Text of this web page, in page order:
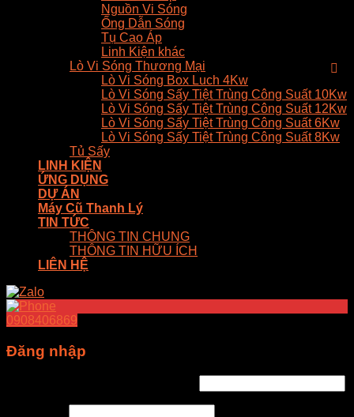
Nguồn Vi Sóng
Ống Dẫn Sóng
Tụ Cao Áp
Linh Kiện khác
Lò Vi Sóng Thương Mại
Lò Vi Sóng Box Luch 4Kw
Lò Vi Sóng Sấy Tiệt Trùng Công Suất 10Kw
Lò Vi Sóng Sấy Tiệt Trùng Công Suất 12Kw
Lò Vi Sóng Sấy Tiệt Trùng Công Suất 6Kw
Lò Vi Sóng Sấy Tiệt Trùng Công Suất 8Kw
Tủ Sấy
LINH KIỆN
ỨNG DỤNG
DỰ ÁN
Máy Cũ Thanh Lý
TIN TỨC
THÔNG TIN CHUNG
THÔNG TIN HỮU ÍCH
LIÊN HỆ
0908406869
Đăng nhập